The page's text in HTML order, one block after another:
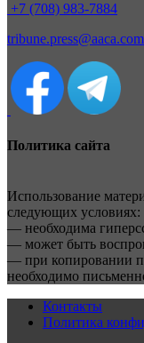
+7 (708) 983-7884
Политика сайта
Использование
следующих условиях:
— необходима
— может быть
— при копировании
необходимо
Контакты
Политика